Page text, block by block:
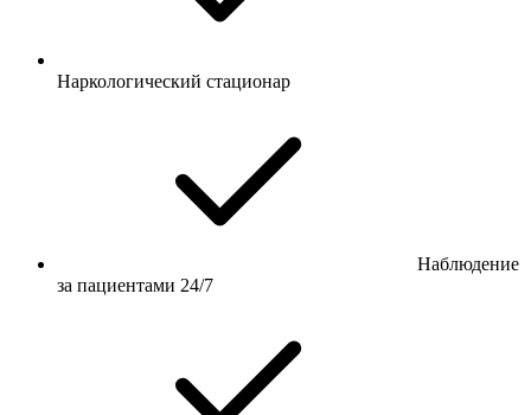
Наркологический стационар
Наблюдение
за пациентами 24/7